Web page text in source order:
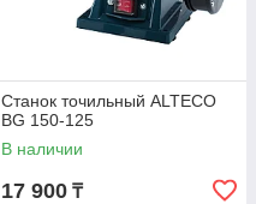
Станок точильный ALTECO
BG 150-125
В наличии
17 900 ₸